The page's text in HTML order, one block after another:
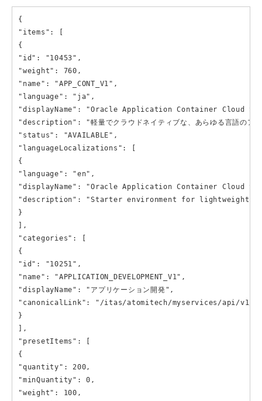
{
"items": [
{
"id": "10453",
"weight": 760,
"name": "APP_CONT_V1",
"language": "ja",
"displayName": "Oracle Application Container Cloud
"description": "軽量でクラウドネイティブな、あらゆる言語のア
"status": "AVAILABLE",
"languageLocalizations": [
{
"language": "en",
"displayName": "Oracle Application Container Cloud
"description": "Starter environment for lightweight
}
],
"categories": [
{
"id": "10251",
"name": "APPLICATION_DEVELOPMENT_V1",
"displayName": "アプリケーション開発",
"canonicalLink": "/itas/atomitech/myservices/api/v1/
}
],
"presetItems": [
{
"quantity": 200,
"minQuantity": 0,
"weight": 100,